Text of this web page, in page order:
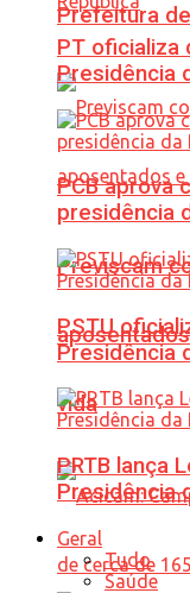
Prefeitura
Previscam
vida
PT oficializa
Presidência
PCB aprova
presidência
PSTU
Presidência
PRTB lança
Presidência
Geral
Tudo
Saúde